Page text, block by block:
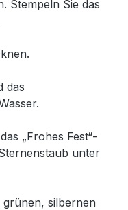
Stempeln Sie das
das
„Frohes Fest“-
unter
grünen, silbernen